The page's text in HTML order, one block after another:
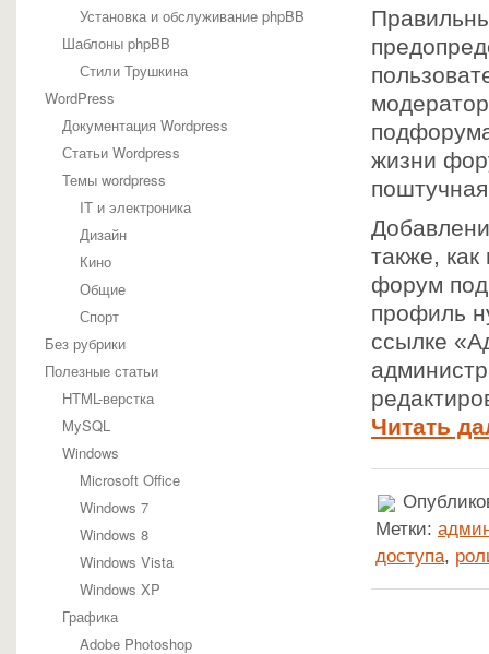
Установка и обслуживание phpBB
Шаблоны phpBB
Стили Трушкина
WordPress
Документация Wordpress
Статьи Wordpress
Темы wordpress
IT и электроника
Дизайн
Кино
Общие
Спорт
Без рубрики
Полезные статьи
HTML-верстка
MySQL
Windows
Microsoft Office
Windows 7
Windows 8
Windows Vista
Windows XP
Графика
Adobe Photoshop
жизни
также,
форум
профиль
ссылке
Читать
Метки:
доступа,